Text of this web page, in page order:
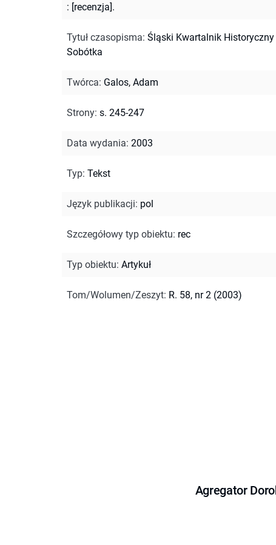
: [recenzja].
Tytuł czasopisma: Śląski Kwartalnik Historyczny
Sobótka
Twórca: Galos, Adam
Strony: s. 245-247
Data wydania: 2003
Typ: Tekst
Język publikacji: pol
Szczegółowy typ obiektu: rec
Typ obiektu: Artykuł
Tom/Wolumen/Zeszyt: R. 58, nr 2 (2003)
Agregator